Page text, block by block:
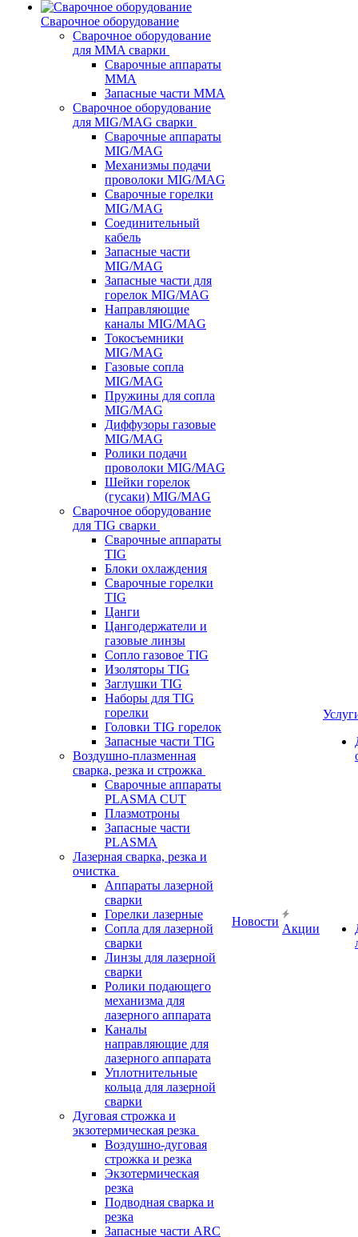
Сварочное оборудование
Сварочное оборудование
для MMA сварки
Сварочные аппараты
MMA
Запасные части MMA
Сварочное оборудование
для MIG/MAG сварки
Сварочные аппараты
MIG/MAG
Механизмы подачи
проволоки MIG/MAG
Сварочные горелки
MIG/MAG
Соединительный
кабель
Запасные части
MIG/MAG
Запасные части для
горелок MIG/MAG
Направляющие
каналы MIG/MAG
Токосъемники
MIG/MAG
Газовые сопла
MIG/MAG
Пружины для сопла
MIG/MAG
Диффузоры газовые
MIG/MAG
Ролики подачи
проволоки MIG/MAG
Шейки горелок
(гусаки) MIG/MAG
Сварочное оборудование
для TIG сварки
Сварочные аппараты
TIG
Блоки охлаждения
Сварочные горелки
TIG
Цанги
Цангодержатели и
газовые линзы
Сопло газовое TIG
Изоляторы TIG
Заглушки TIG
Наборы для TIG
горелки
Головки TIG горелок
Запасные части TIG
Воздушно-плазменная
сварка, резка и строжка
Сварочные аппараты
PLASMA CUT
Плазмотроны
Запасные части
PLASMA
Лазерная сварка, резка и
очистка
Аппараты лазерной
сварки
Горелки лазерные
Сопла для лазерной
сварки
Линзы для лазерной
сварки
Ролики подающего
механизма для
лазерного аппарата
Каналы
направляющие для
лазерного аппарата
Уплотнительные
кольца для лазерной
сварки
Дуговая строжка и
экзотермическая резка
Воздушно-дуговая
строжка и резка
Экзотермическая
резка
Подводная сварка и
резка
Запасные части ARC
Новости
Акции